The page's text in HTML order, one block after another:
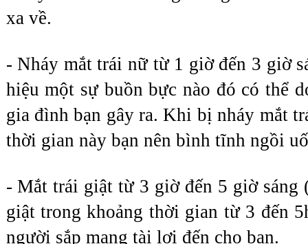
xa về.
- Nháy mắt trái nữ từ 1 giờ đến 3 giờ
hiệu một sự buồn bực nào đó có thể
gia đình bạn gây ra. Khi bị nháy mắt
thời gian này bạn nên bình tĩnh ngồi
- Mắt trái giật từ 3 giờ đến 5 giờ sáng
giật trong khoảng thời gian từ 3 đến
người sắp mang tài lợi đến cho bạn.